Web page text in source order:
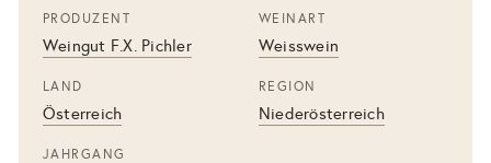
PRODUZENT
Weingut F.X. Pichler
WEINART
Weisswein
LAND
Österreich
REGION
Niederösterreich
JAHRGANG